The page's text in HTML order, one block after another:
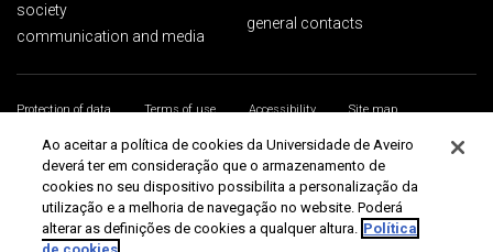
society
communication and media
general contacts
Protection of data Terms of use Accessibility
Site map
Universidade de Aveiro 2026
Ao aceitar a política de cookies da Universidade de Aveiro
deverá ter em consideração que o armazenamento de
cookies no seu dispositivo possibilita a personalização da
utilização e a melhoria de navegação no website. Poderá
alterar as definições de cookies a qualquer altura. Política